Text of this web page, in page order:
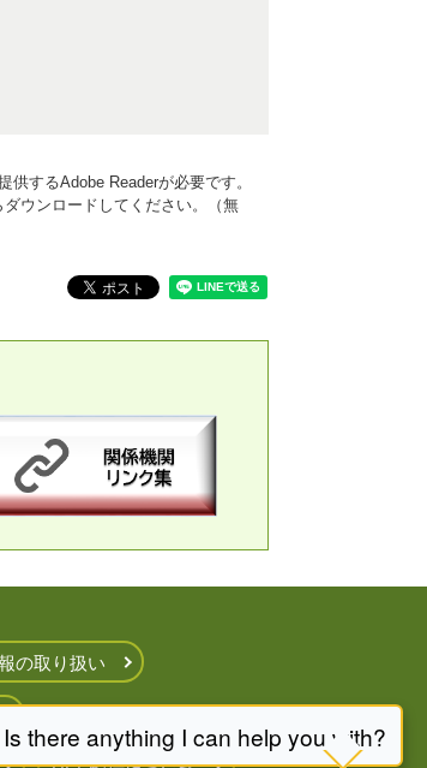
するAdobe Readerが必要です。
ウンロードしてください。（無
の取り扱い